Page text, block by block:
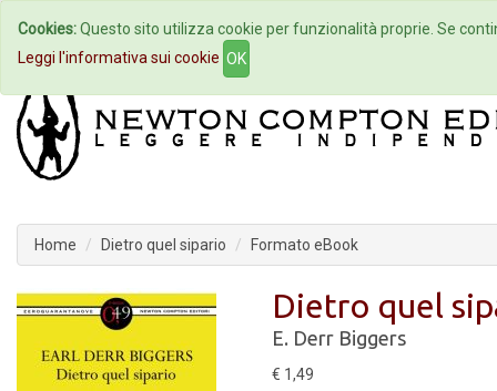
Home Autori Eventi
Home Dietro quel sipario Formato eBook
Dietro quel
E. Derr Biggers
€ 1,49
Cookies:Questo sito utilizza cookie per funzionalità proprie. Se
Leggi l'informativa sui cookie OK